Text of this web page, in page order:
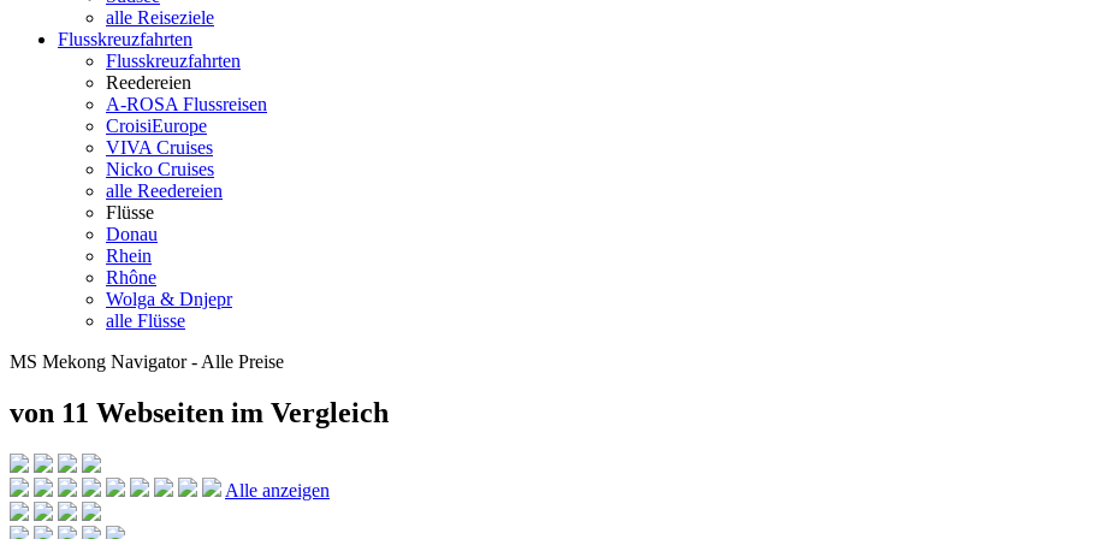
alle Reiseziele
Flusskreuzfahrten
Flusskreuzfahrten
Reedereien
A-ROSA Flussreisen
CroisiEurope
VIVA Cruises
Nicko Cruises
alle Reedereien
Flüsse
Donau
Rhein
Rhône
Wolga & Dnjepr
alle Flüsse
MS Mekong Navigator - Alle Preise
von 11 Webseiten im Vergleich
Alle anzeigen